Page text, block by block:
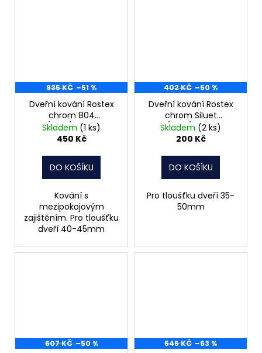
935 KČ –51 %
Dveřní kování Rostex
chrom 804
klika/klika/WC rozteč
72
Skladem (1 ks)
450 Kč
DO KOŠÍKU
Kování s
mezipokojovým
zajištěním. Pro tloušťku
dveří 40-45mm
402 KČ –50 %
Dveřní kování Rostex
chrom Siluet
klika/klika/klíč rozteč
90
Skladem (2 ks)
200 Kč
DO KOŠÍKU
Pro tloušťku dveří 35-
50mm
607 KČ –50 % 545 KČ –63 %